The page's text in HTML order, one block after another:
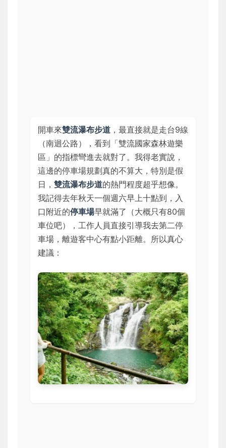
開車來雙流瀑布步道 ，最直接就是走台9線
（南迴公路），看到「雙流國家森林遊樂
區」的指標彎進去就對了。我得老實說，
這邊的停車場規劃真的不算大，特別是假
日， 雙流瀑布步道的熱門程度超乎想像。
我記得去年秋天一個週六早上十點到，入
口附近的停車場早就滿了（大概只有80個
車位吧），工作人員直接引導我去第二停
車場，離遊客中心有點小距離。所以真心
建議：